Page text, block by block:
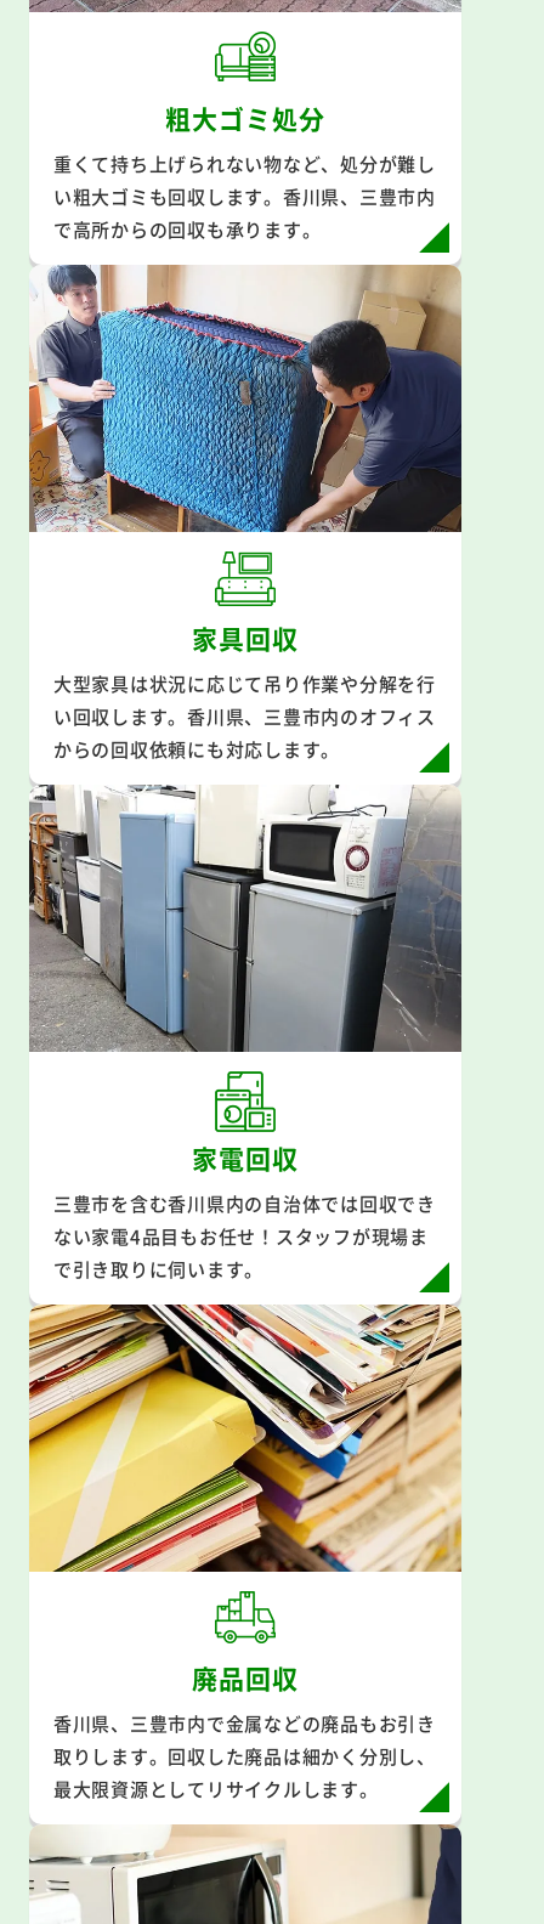
粗大ゴミ処分
重くて持ち上げられない物など、処分が難し
い粗大ゴミも回収します。香川県、三豊市内
で高所からの回収も承ります。
家具回収
大型家具は状況に応じて吊り作業や分解を行
い回収します。香川県、三豊市内のオフィス
からの回収依頼にも対応します。
家電回収
三豊市を含む香川県内の自治体では回収でき
ない家電4品目もお任せ！スタッフが現場ま
で引き取りに伺います。
廃品回収
香川県、三豊市内で金属などの廃品もお引き
取りします。回収した廃品は細かく分別し、
最大限資源としてリサイクルします。